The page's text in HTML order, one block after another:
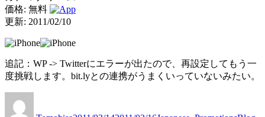
価格: 無料
更新: 2011/02/10
追記：WP -> Twitterにエラーが出たので、再設定してもう一
度挑戦します。bit.lyとの連携がうまくいっていないみたい。